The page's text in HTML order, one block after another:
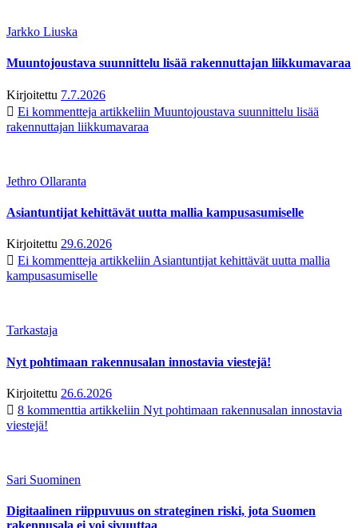
Jarkko Liuska
Muuntojoustava suunnittelu lisää rakennuttajan liikkumavaraa
Kirjoitettu 7.7.2026
Ei kommentteja artikkeliin Muuntojoustava suunnittelu lisää
rakennuttajan liikkumavaraa
Jethro Ollaranta
Asiantuntijat kehittävät uutta mallia kampusasumiselle
Kirjoitettu 29.6.2026
Ei kommentteja artikkeliin Asiantuntijat kehittävät uutta mallia
kampusasumiselle
Tarkastaja
Nyt pohtimaan rakennusalan innostavia viestejä!
Kirjoitettu 26.6.2026
8 kommenttia artikkeliin Nyt pohtimaan rakennusalan innostavia
viestejä!
Sari Suominen
Digitaalinen riippuvuus on strateginen riski, jota Suomen
rakennusala ei voi sivuuttaa